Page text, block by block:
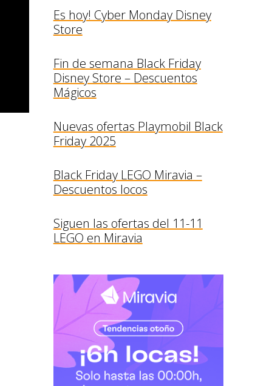
Es hoy! Cyber Monday Disney
Store
Fin de semana Black Friday
Disney Store – Descuentos
Mágicos
Nuevas ofertas Playmobil Black
Friday 2025
Black Friday LEGO Miravia –
Descuentos locos
Siguen las ofertas del 11-11
LEGO en Miravia